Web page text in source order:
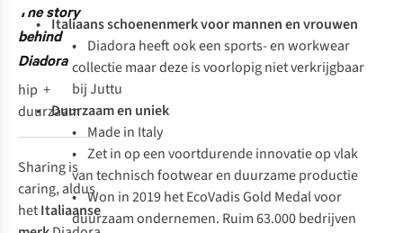
The story
behind
Diadora
hip +
duurzaam
Sharing is
caring, aldus
hetItaliaanse
• Italiaans schoenenmerk voor mannen en vrouwen
• Diadora heeft ook eensports- en workwear
collectie maar deze is voorlopig niet verkrijgbaar
bij Juttu
• Duurzaam en uniek
•Made in Italy
• Zet in op een voortdurende innovatie op vlak
van technisch footwear en duurzame productie
•Won in 2019 het EcoVadis Gold Medal voor
duurzaam ondernemen. Ruim 63.000 bedrijven